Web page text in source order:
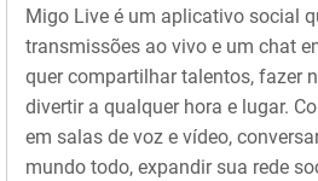
Migo Live é um aplicativo social
transmissões ao vivo e um chat
quer compartilhar talentos, fazer
divertir a qualquer hora e lugar.
em salas de voz e vídeo,
mundo todo, expandir sua rede